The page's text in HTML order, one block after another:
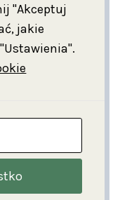
"Akceptuj
jakie